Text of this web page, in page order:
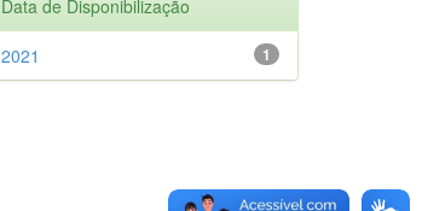
Data de Disponibilização
1
2021